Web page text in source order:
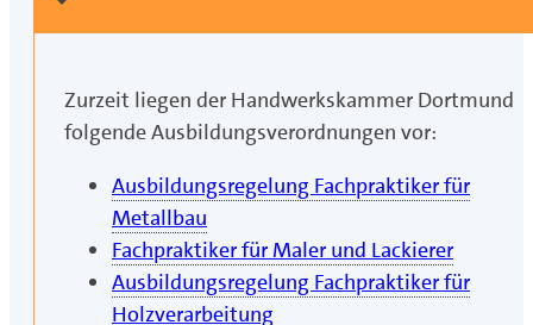
Zurzeit liegen der Handwerkskammer Dortmund
folgende Ausbildungsverordnungen vor:
Ausbildungsregelung Fachpraktiker für
Metallbau
Fachpraktiker für Maler und Lackierer
Ausbildungsregelung Fachpraktiker für
Holzverarbeitung